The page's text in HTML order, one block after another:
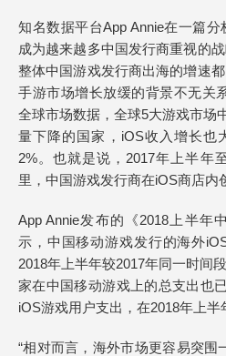
知名数据平台App Annie在一篇
成为越来越多中国发行商重视的
整体中国游戏发行商出海的增速
手游市场增长放缓的背景不无关
全球市场数据，全球5大游戏市场
量下降的国家，iOS收入增长
2%。也就是说，2017年上半年
里，中国游戏发行商在iOS商店内
App Annie发布的《2018上半年
示，中国移动游戏发行的海外
2018年上半年较2017年同一时间
家在中国移动游戏上的总支出也
iOS游戏用户支出，在2018年上半
“相对而言，海外市场更容易突围